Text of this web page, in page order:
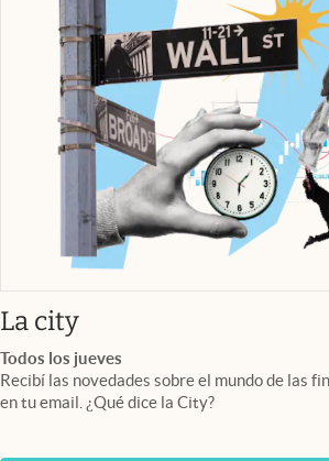
La cityabre en nueva
Todos los jueves
Recibí las novedades sobre el mundo de las
en tu email. ¿Qué dice la City?